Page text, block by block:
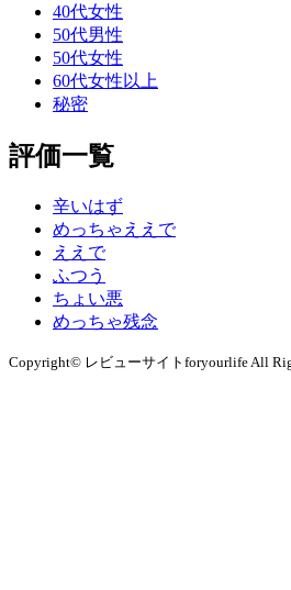
40代女性
50代男性
50代女性
60代女性以上
秘密
評価一覧
辛いはず
めっちゃええで
ええで
ふつう
ちょい悪
めっちゃ残念
Copyright© レビューサイトforyourlife All